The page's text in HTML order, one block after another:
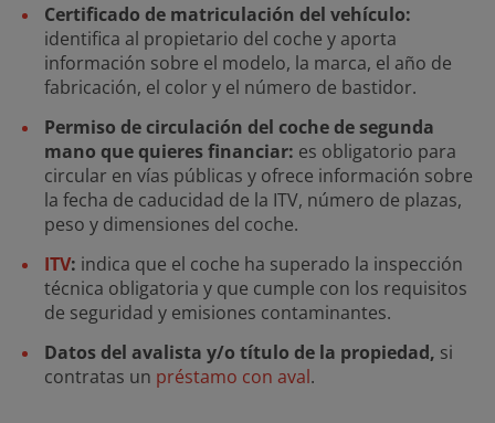
Certificado de matriculación del vehículo:
identifica al propietario del coche y aporta
información sobre el modelo, la marca, el año de
fabricación, el color y el número de bastidor.
Permiso de circulación del coche de segunda
mano que quieres financiar: es obligatorio para
circular en vías públicas y ofrece información sobre
la fecha de caducidad de la ITV, número de plazas,
peso y dimensiones del coche.
ITV: indica que el coche ha superado la inspección
técnica obligatoria y que cumple con los requisitos
de seguridad y emisiones contaminantes.
Datos del avalista y/o título de la propiedad, si
contratas un préstamo con aval.